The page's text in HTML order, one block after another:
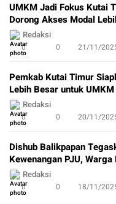
UMKM Jadi Fokus Kutai
Dorong Akses Modal
Redaksi
0 0 21/11/
Pemkab Kutai Timur
Lebih Besar untuk UMKM
Redaksi
0 0 20/11/
Dishub Balikpapan
Kewenangan PJU,
Redaksi
0 0 18/11/